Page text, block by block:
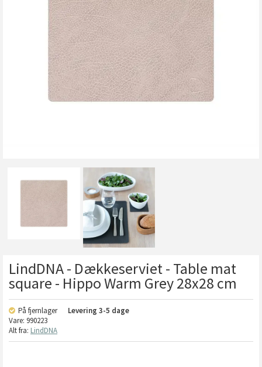
LindDNA - Dækkeserviet - Table mat
square - Hippo Warm Grey 28x28 cm
På fjernlager Levering 3-5 dage
Vare: 990223
Alt fra: LindDNA